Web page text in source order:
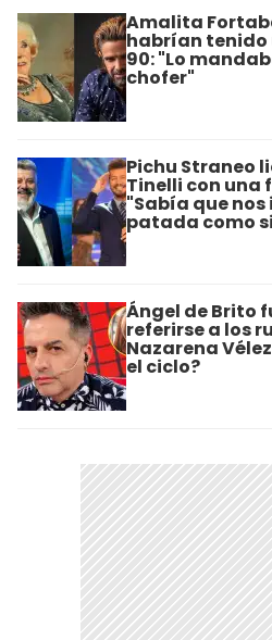
Amalita
habrían tenido
90: "Lo
chofer"
Pichu Straneo
Tinelli con una
"Sabía que
patada como
Ángel de Brito
referirse a los
Nazarena
el ciclo?